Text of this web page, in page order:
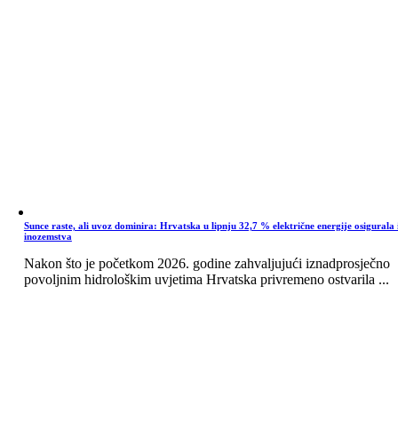
Sunce raste, ali uvoz dominira: Hrvatska u lipnju 32,7 % električne energije osigurala
inozemstva
Nakon što je početkom 2026. godine zahvaljujući iznadprosječno
povoljnim hidrološkim uvjetima Hrvatska privremeno ostvarila ...